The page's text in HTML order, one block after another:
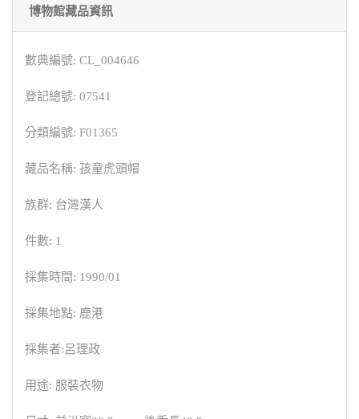
博物館藏品資訊
數典編號: CL_004646
登記總號: 07541
分類編號: F01365
藏品名稱: 孩童虎頭帽
族群: 台灣漢人
件數: 1
採集時間: 1990/01
採集地點: 鹿港
採集者:呂理政
用途: 服裝衣物